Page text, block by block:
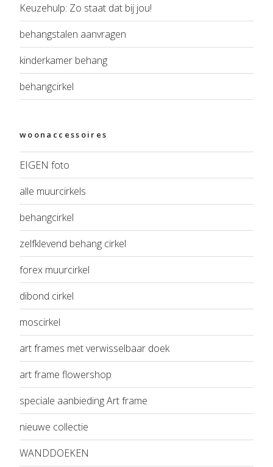
Keuzehulp: Zo staat dat bij jou!
behangstalen aanvragen
kinderkamer behang
behangcirkel
woonaccessoires
EIGEN foto
alle muurcirkels
behangcirkel
zelfklevend behang cirkel
forex muurcirkel
dibond cirkel
moscirkel
art frames met verwisselbaar doek
art frame flowershop
speciale aanbieding Art frame
nieuwe collectie
WANDDOEKEN